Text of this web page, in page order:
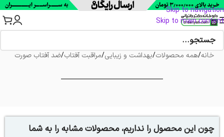
Skip to navigation
Skip to main content
خانه/همه محصولات/بهداشت و زیبایی/مراقبت آفتاب/ضد آفتاب صورت
چون این محصول را نداریم، محصولات مشابه را به شما